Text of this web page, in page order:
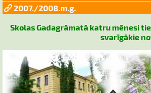
2007./2008.m.g.
Skolas Gadagrāmatā katru mēnesi
svarīgākie